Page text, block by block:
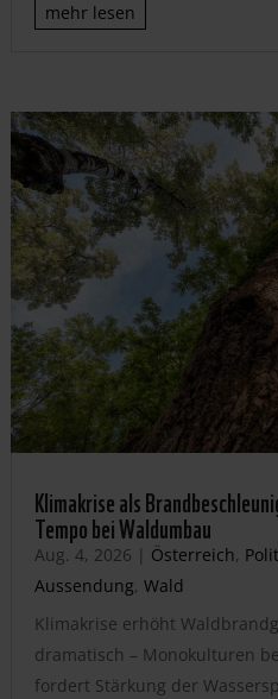
mehr lesen
Klimakrise als
Tempo bei Waldumbau
Aug. 4, 2026 | Österreich,
Aussendung, Wald
Klimakrise erhöht
dramatisch – Monokulturen
fordert Stärkung der